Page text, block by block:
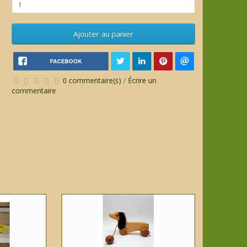
Ajouter au panier
FACEBOOK
0 commentaire(s) / Écrire un
commentaire